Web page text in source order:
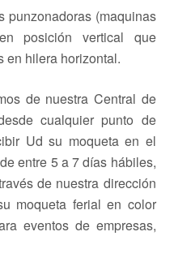
punzonadoras (maquinas
posición vertical que
en hilera horizontal.
de nuestra Central de
cualquier punto de
Ud su moqueta en el
entre 5 a 7 días hábiles,
de nuestra dirección
moqueta ferial en color
eventos de empresas,